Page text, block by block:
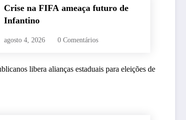
Crise na FIFA ameaça futuro de
Infantino
agosto 4, 2026 0 Comentários